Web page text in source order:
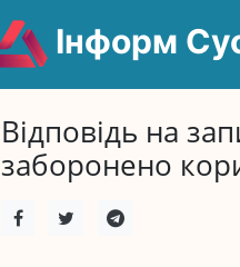
Інформ
Відповідь на
заборонено